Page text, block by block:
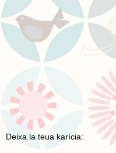
Deixa la teua karícia: